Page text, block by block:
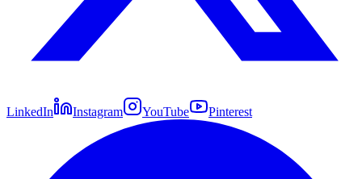
LinkedIn Instagram YouTube Pinterest